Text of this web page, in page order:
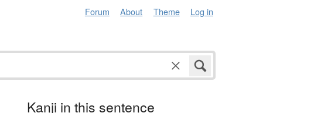
Forum About Theme Log in
Kanji in this sentence